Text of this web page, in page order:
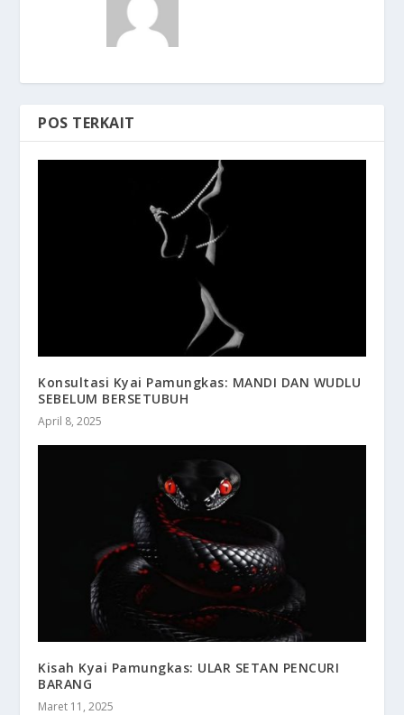
POS TERKAIT
Konsultasi Kyai Pamungkas: MANDI DAN WUDLU
SEBELUM BERSETUBUH
April 8, 2025
Kisah Kyai Pamungkas: ULAR SETAN PENCURI
BARANG
Maret 11, 2025